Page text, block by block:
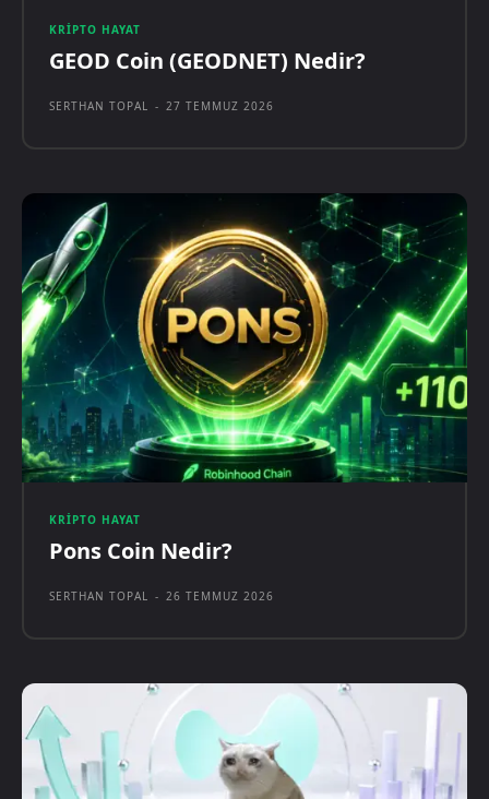
KRIPTO HAYAT
GEOD Coin (GEODNET) Nedir?
SERTHAN TOPAL - 27 TEMMUZ 2026
KRIPTO HAYAT
Pons Coin Nedir?
SERTHAN TOPAL - 26 TEMMUZ 2026